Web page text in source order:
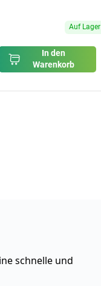
Auf Lager
In den
Warenkorb
schnelle und